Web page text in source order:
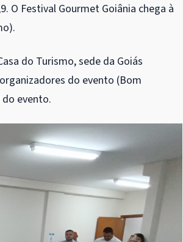
O Festival Gourmet Goiânia chega à
do Turismo, sede da Goiás
do evento (Bom
evento.